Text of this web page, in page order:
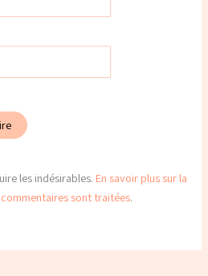
les indésirables. En savoir plus sur la
sont traitées.